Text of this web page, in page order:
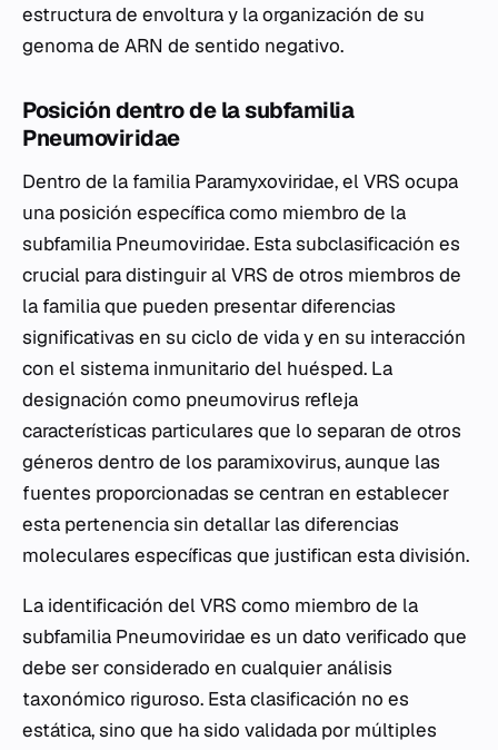
estructura de envoltura y la organización de su
genoma de ARN de sentido negativo.
Posición dentro de la subfamilia
Pneumoviridae
Dentro de la familia Paramyxoviridae, el VRS ocupa
una posición específica como miembro de la
subfamilia Pneumoviridae. Esta subclasificación es
crucial para distinguir al VRS de otros miembros de
la familia que pueden presentar diferencias
significativas en su ciclo de vida y en su interacción
con el sistema inmunitario del huésped. La
designación como pneumovirus refleja
características particulares que lo separan de otros
géneros dentro de los paramixovirus, aunque las
fuentes proporcionadas se centran en establecer
esta pertenencia sin detallar las diferencias
moleculares específicas que justifican esta división.
La identificación del VRS como miembro de la
subfamilia Pneumoviridae es un dato verificado que
debe ser considerado en cualquier análisis
taxonómico riguroso. Esta clasificación no es
estática, sino que ha sido validada por múltiples